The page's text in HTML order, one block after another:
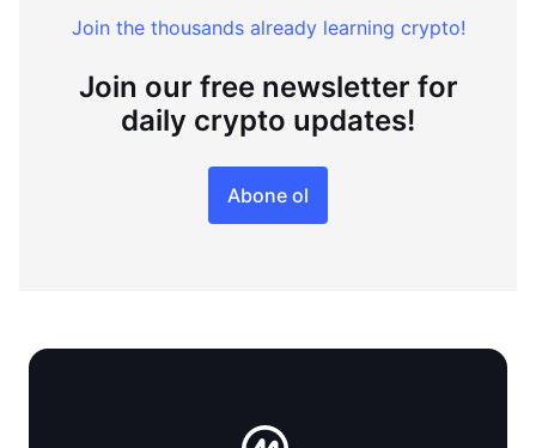
Join the thousands already learning crypto!
Join our free newsletter for
daily crypto updates!
Abone ol